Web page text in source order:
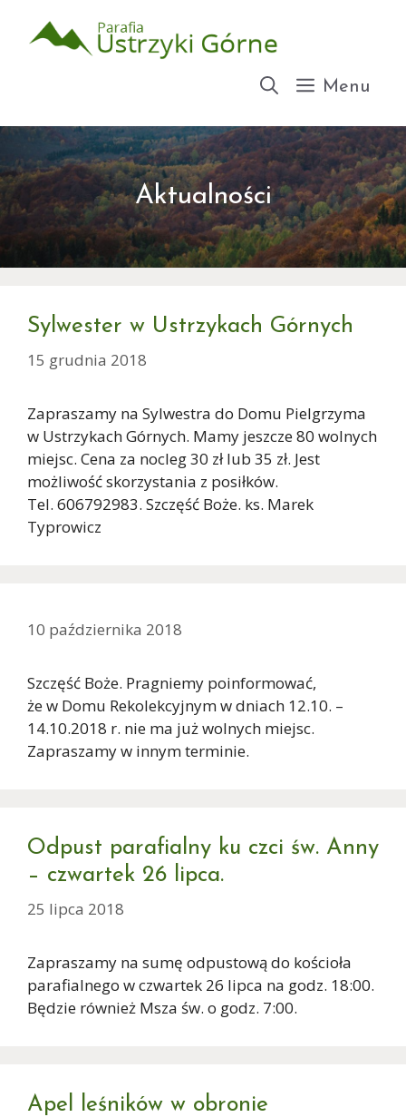
Menu
Aktualności
Sylwester w Ustrzykach Górnych
15 grudnia 2018
Zapraszamy na Sylwestra do Domu Pielgrzyma
w Ustrzykach Górnych. Mamy jeszcze 80 wolnych
miejsc. Cena za nocleg 30 zł lub 35 zł. Jest
możliwość skorzystania z posiłków.
Tel. 606792983. Szczęść Boże. ks. Marek
Typrowicz
10 października 2018
Szczęść Boże. Pragniemy poinformować,
że w Domu Rekolekcyjnym w dniach 12.10. –
14.10.2018 r. nie ma już wolnych miejsc.
Zapraszamy w innym terminie.
Odpust parafialny ku czci św. Anny
– czwartek 26 lipca.
25 lipca 2018
Zapraszamy na sumę odpustową do kościoła
parafialnego w czwartek 26 lipca na godz. 18:00.
Będzie również Msza św. o godz. 7:00.
Apel leśników w obronie